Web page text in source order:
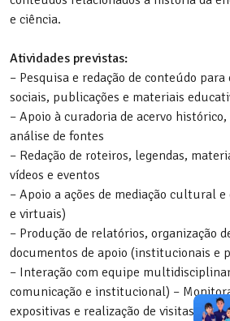
e ciência.
Atividades previstas:
– Pesquisa e redação de conteúdo para
sociais, publicações e materiais
– Apoio à curadoria de acervo histórico,
análise de fontes
– Redação de roteiros, legendas,
vídeos e eventos
– Apoio a ações de mediação cultural
e virtuais)
– Produção de relatórios, organização
documentos de apoio (institucionais e
– Interação com equipe
comunicação e institucional) –
expositivas e realização de visitas